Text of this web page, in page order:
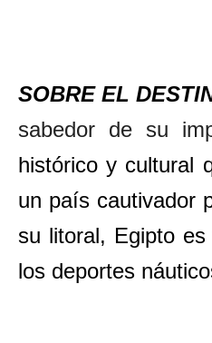
SOBRE EL
sabedor de su
histórico y cultural
un país cautivador
su litoral, Egipto
los deportes